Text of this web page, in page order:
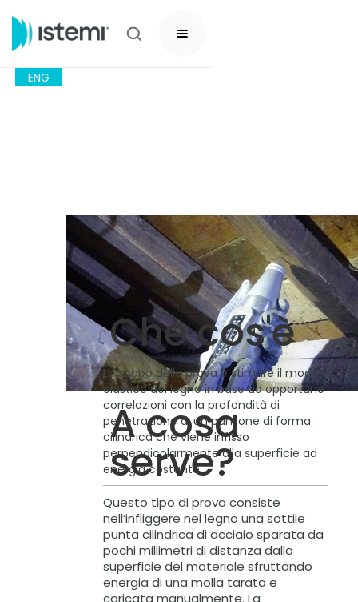
ENG
Che cos'è
Lo scopo della prova è stimare il modulo
elastico del legno in base ad opportune
correlazioni con la profondità di
penetrazione di un punzone di forma
cilindrica che viene infisso
perpendicolarmente alla superficie ad
energia costante.
A cosa
serve?
Questo tipo di prova consiste
nell’infliggere nel legno una sottile
punta cilindrica di acciaio sparata da
pochi millimetri di distanza dalla
superficie del materiale sfruttando
energia di una molla tarata e
caricata manualmente. La